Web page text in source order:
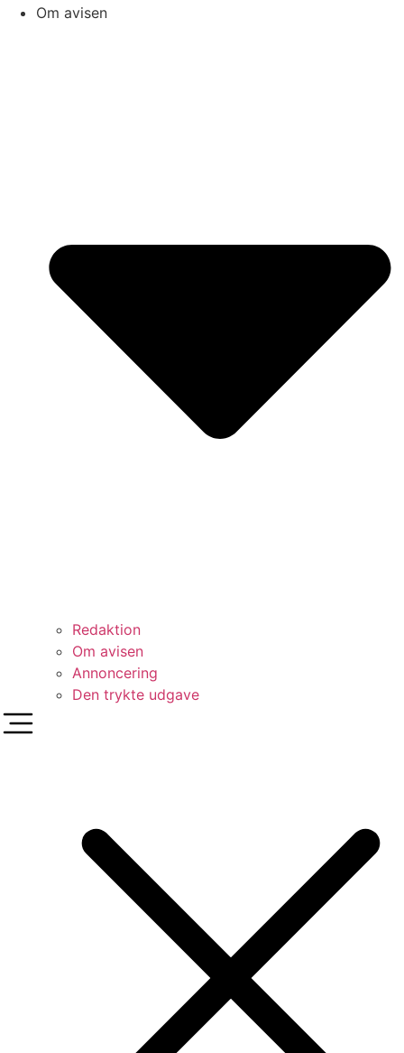
Om avisen
Redaktion
Om avisen
Annoncering
Den trykte udgave